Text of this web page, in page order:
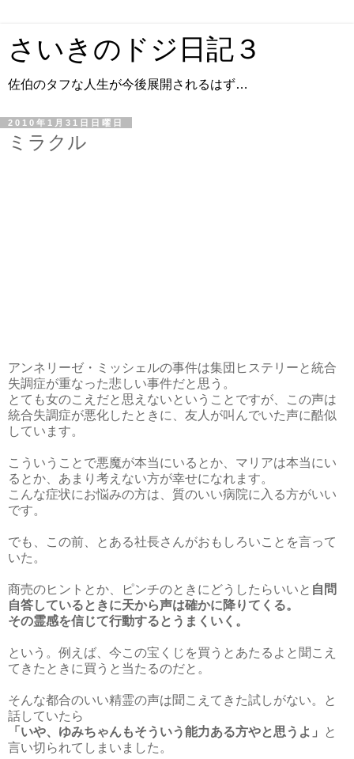
さいきのドジ日記３
佐伯のタフな人生が今後展開されるはず…
2010年1月31日日曜日
ミラクル
アンネリーゼ・ミッシェルの事件は集団ヒステリーと統合
失調症が重なった悲しい事件だと思う。
とても女のこえだと思えないということですが、この声は
統合失調症が悪化したときに、友人が叫んでいた声に酷似
しています。
こういうことで悪魔が本当にいるとか、マリアは本当にい
るとか、あまり考えない方が幸せになれます。
こんな症状にお悩みの方は、質のいい病院に入る方がいい
です。
でも、この前、とある社長さんがおもしろいことを言って
いた。
商売のヒントとか、ピンチのときにどうしたらいいと 自問
自答しているときに天から声は確かに降りてくる。
その霊感を信じて行動するとうまくいく。
という。例えば、今この宝くじを買うとあたるよと聞こえ
てきたときに買うと当たるのだと。
そんな都合のいい精霊の声は聞こえてきた試しがない。と
話していたら
「いや、ゆみちゃんもそういう能力ある方やと思うよ」
と
言い切られてしまいました。